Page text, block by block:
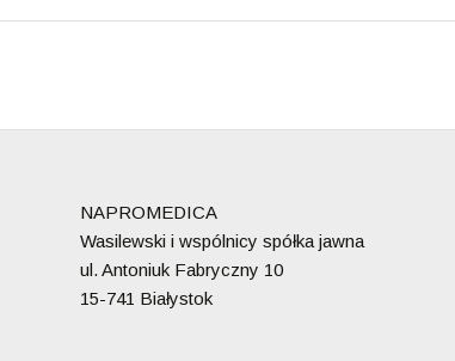
NAPROMEDICA
Wasilewski i wspólnicy spółka jawna
ul. Antoniuk Fabryczny 10
15-741 Białystok